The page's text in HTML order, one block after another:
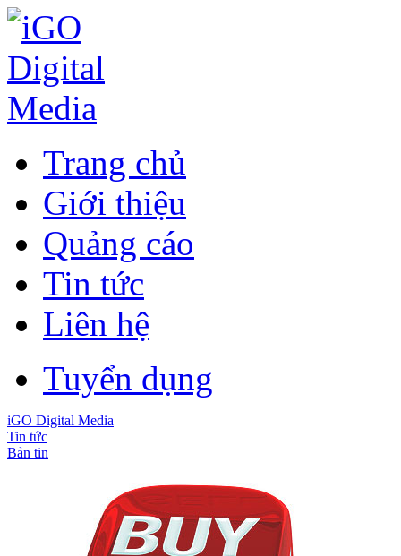
Trang chủ
Giới thiệu
Quảng cáo
Tin tức
Liên hệ
Tuyển dụng
iGO Digital Media
Tin tức
Bản tin